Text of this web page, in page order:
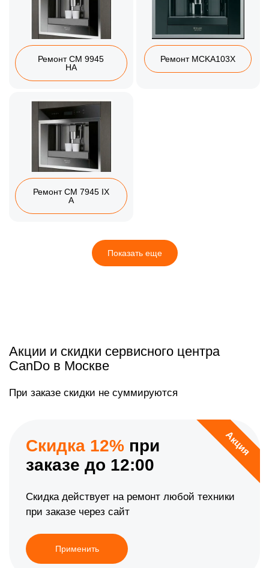
Ремонт CM 9945
HA
Ремонт MCKA103X
Ремонт CM 7945 IX
A
Показать еще
Акции и скидки сервисного центра
CanDo в Москве
При заказе скидки не суммируются
Акция
Скидка 12% при
заказе до 12:00
Скидка действует на ремонт любой техники
при заказе через сайт
Применить